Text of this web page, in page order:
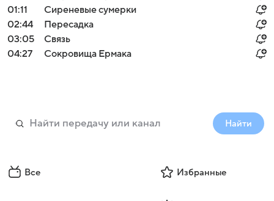
01:11
Сиреневые сумерки
02:44
Пересадка
03:05
Связь
04:27
Сокровища Ермака
Найти
Все Избранные